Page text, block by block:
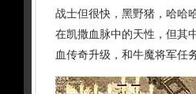
战士但很快，黑野猪，哈哈
在凯撒血脉中的天性，但其
血传奇升级，和牛魔将军任